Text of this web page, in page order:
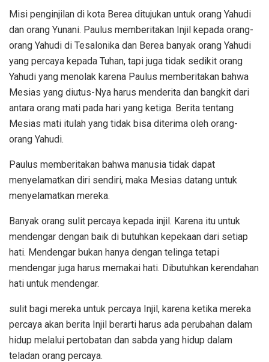
Misi penginjilan di kota Berea ditujukan untuk orang Yahudi
dan orang Yunani. Paulus memberitakan Injil kepada orang-
orang Yahudi di Tesalonika dan Berea banyak orang Yahudi
yang percaya kepada Tuhan, tapi juga tidak sedikit orang
Yahudi yang menolak karena Paulus memberitakan bahwa
Mesias yang diutus-Nya harus menderita dan bangkit dari
antara orang mati pada hari yang ketiga. Berita tentang
Mesias mati itulah yang tidak bisa diterima oleh orang-
orang Yahudi.
Paulus memberitakan bahwa manusia tidak dapat
menyelamatkan diri sendiri, maka Mesias datang untuk
menyelamatkan mereka.
Banyak orang sulit percaya kepada injil. Karena itu untuk
mendengar dengan baik di butuhkan kepekaan dari setiap
hati. Mendengar bukan hanya dengan telinga tetapi
mendengar juga harus memakai hati. Dibutuhkan kerendahan
hati untuk mendengar.
sulit bagi mereka untuk percaya Injil, karena ketika mereka
percaya akan berita Injil berarti harus ada perubahan dalam
hidup melalui pertobatan dan sabda yang hidup dalam
teladan orang percaya.